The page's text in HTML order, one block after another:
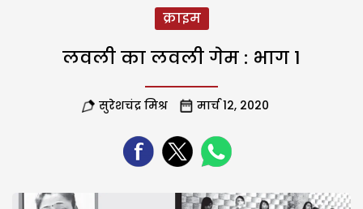
क्राइम
लवली का लवली गेम : भाग 1
सुरेशचंद्र मिश्र मार्च 12, 2020